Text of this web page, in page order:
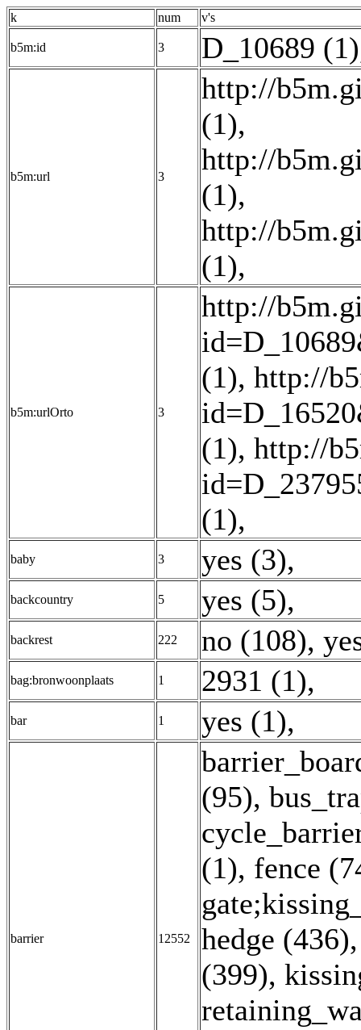
k num v's
b5m:id 3 D_10689 (1)
b5m:url 3
http://
(1),
http://
(1),
http://
(1),
b5m:urlOrto 3
http://
(1), http://
(1), http://
(1),
baby 3 yes (3),
backcountry 5 yes (5),
backrest 222 no (108),
bag:bronwoonplaats 1 2931 (1),
bar 1 yes (1),
barrier 12552
(95),
(1), fence
hedge (436)
(399),